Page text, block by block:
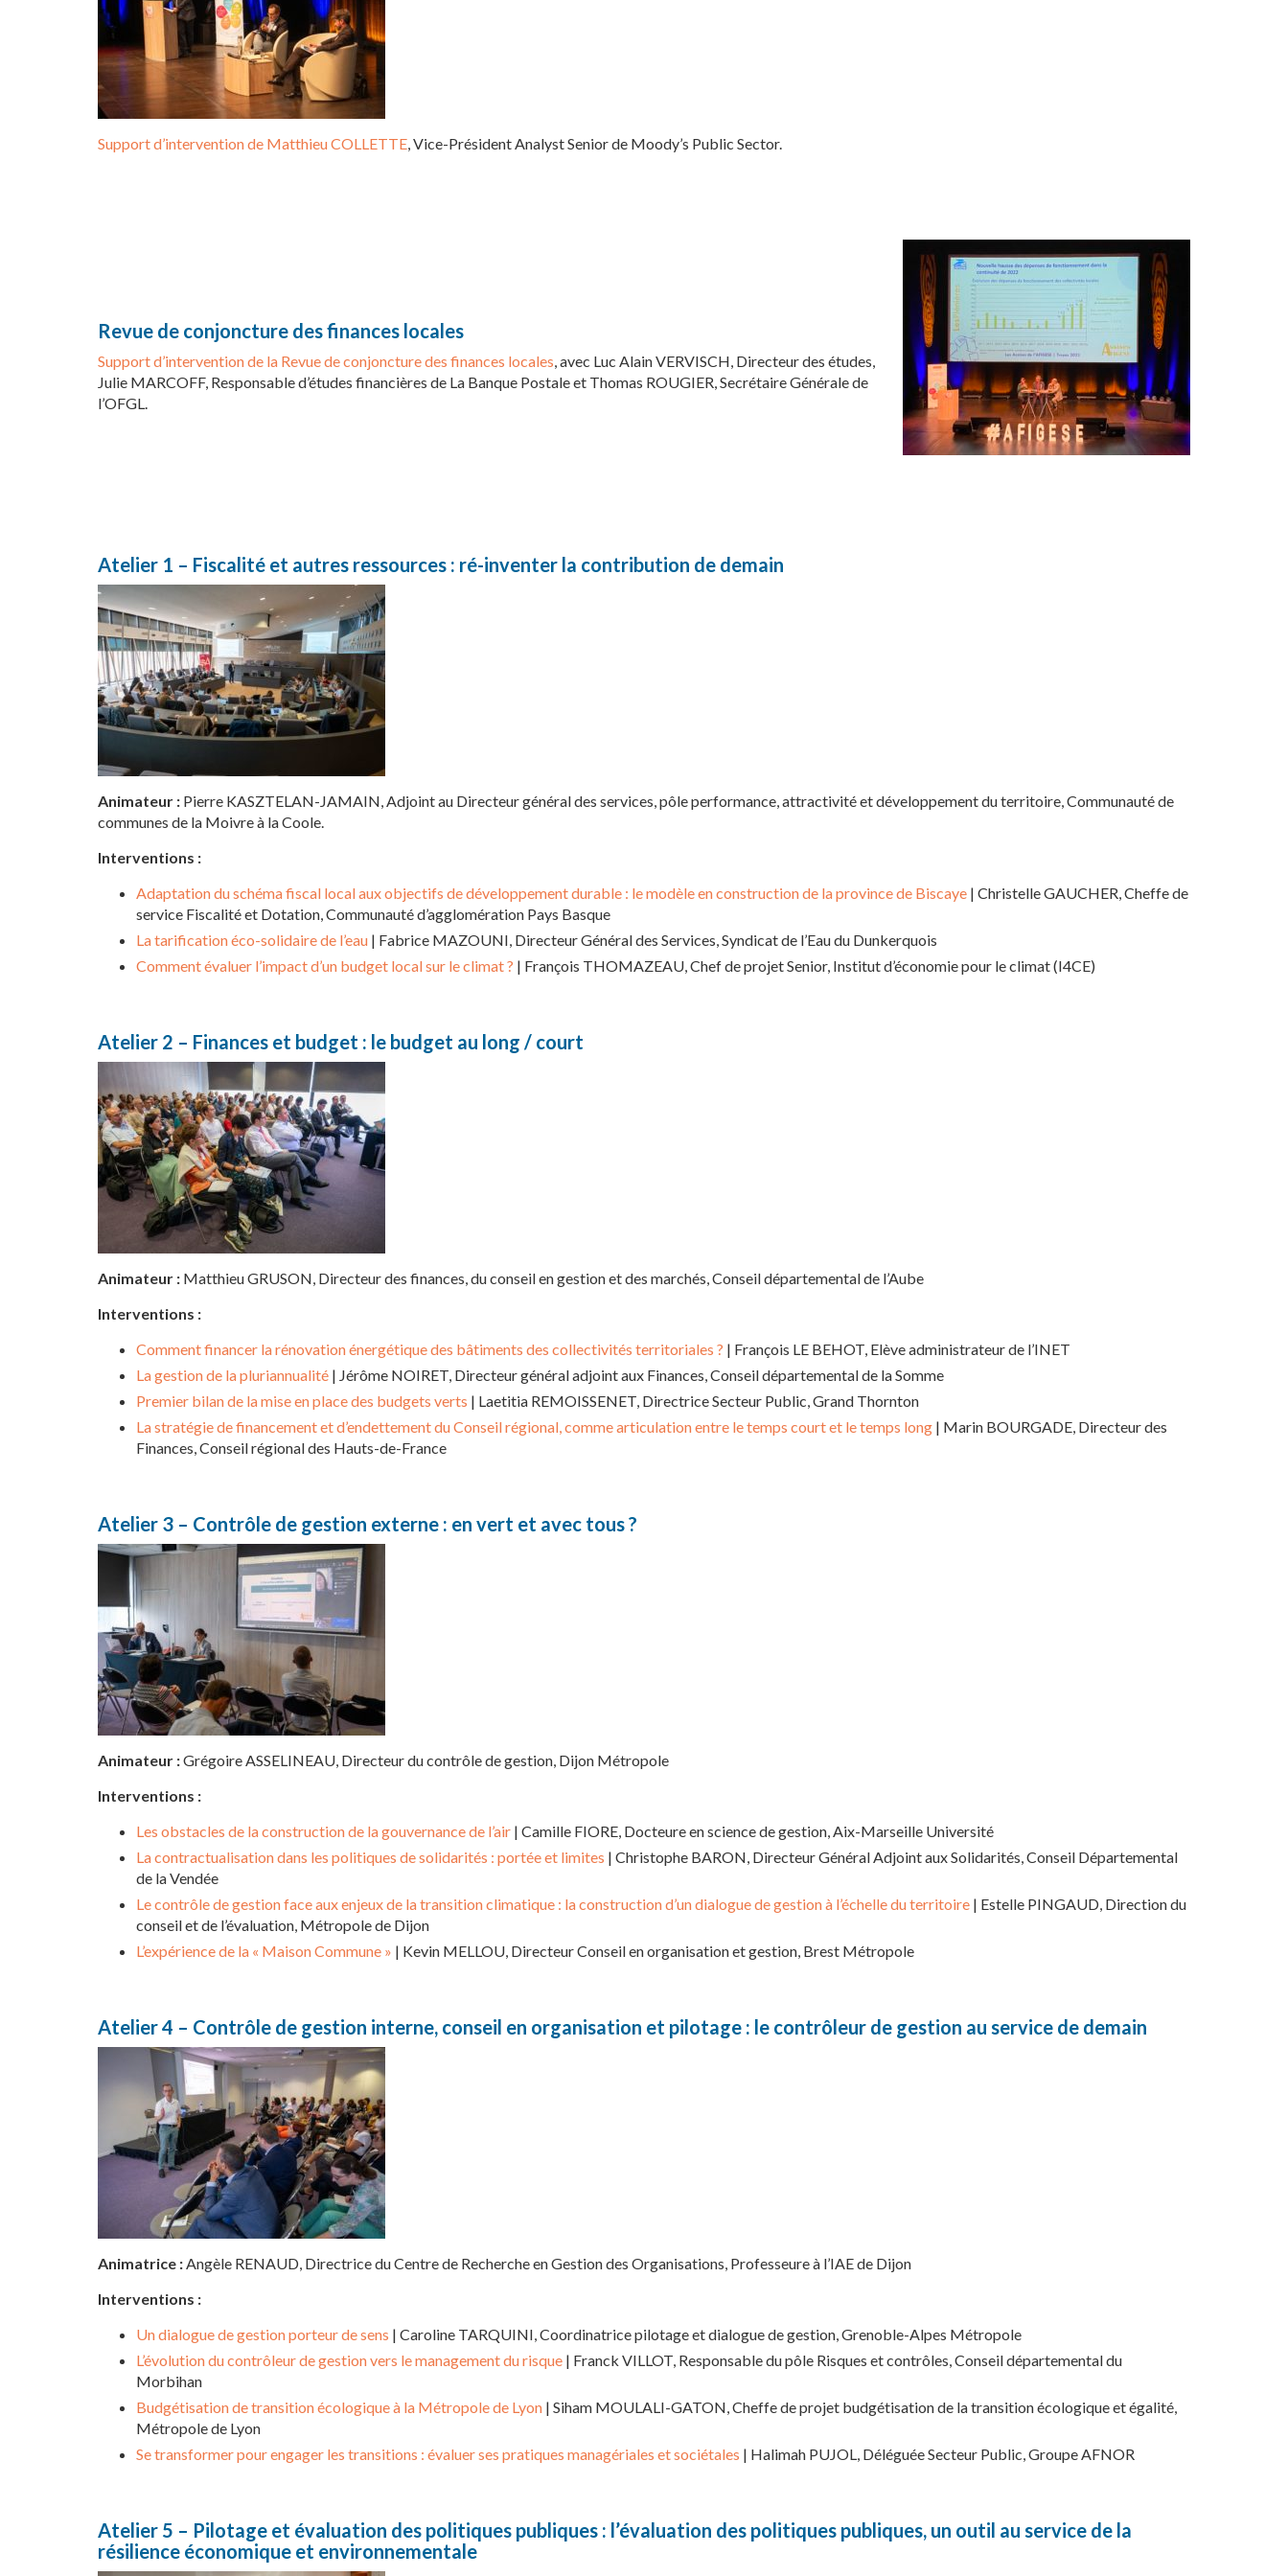
Support d’intervention de Matthieu COLLETTE, Vice-Président Analyst Senior de Moody’s Public Sector.
Revue de conjoncture des finances locales
Support d’intervention de la Revue de conjoncture des finances locales, avec Luc Alain VERVISCH, Directeur des études,
Julie MARCOFF, Responsable d’études financières de La Banque Postale et Thomas ROUGIER, Secrétaire Générale de
l’OFGL.
Atelier 1 – Fiscalité et autres ressources : ré-inventer la contribution de demain
Animateur : Pierre KASZTELAN-JAMAIN, Adjoint au Directeur général des services, pôle performance, attractivité et développement du territoire, Communauté de
communes de la Moivre à la Coole.
Interventions :
Adaptation du schéma fiscal local aux objectifs de développement durable : le modèle en construction de la province de Biscaye | Christelle GAUCHER, Cheffe de
service Fiscalité et Dotation, Communauté d’agglomération Pays Basque
La tarification éco-solidaire de l’eau | Fabrice MAZOUNI, Directeur Général des Services, Syndicat de l’Eau du Dunkerquois
Comment évaluer l’impact d’un budget local sur le climat ? | François THOMAZEAU, Chef de projet Senior, Institut d’économie pour le climat (I4CE)
Atelier 2 – Finances et budget : le budget au long / court
Animateur : Matthieu GRUSON, Directeur des finances, du conseil en gestion et des marchés, Conseil départemental de l’Aube
Interventions :
Comment financer la rénovation énergétique des bâtiments des collectivités territoriales ? | François LE BEHOT, Elève administrateur de l’INET
La gestion de la pluriannualité | Jérôme NOIRET, Directeur général adjoint aux Finances, Conseil départemental de la Somme
Premier bilan de la mise en place des budgets verts | Laetitia REMOISSENET, Directrice Secteur Public, Grand Thornton
La stratégie de financement et d’endettement du Conseil régional, comme articulation entre le temps court et le temps long | Marin BOURGADE, Directeur des
Finances, Conseil régional des Hauts-de-France
Atelier 3 – Contrôle de gestion externe : en vert et avec tous ?
Animateur :Grégoire ASSELINEAU, Directeur du contrôle de gestion, Dijon Métropole
Interventions :
Les obstacles de la construction de la gouvernance de l’air | Camille FIORE, Docteure en science de gestion, Aix-Marseille Université
La contractualisation dans les politiques de solidarités : portée et limites | Christophe BARON, Directeur Général Adjoint aux Solidarités, Conseil Départemental
de la Vendée
Le contrôle de gestion face aux enjeux de la transition climatique : la construction d’un dialogue de gestion à l’échelle du territoire | Estelle PINGAUD, Direction du
conseil et de l’évaluation, Métropole de Dijon
L’expérience de la « Maison Commune » | Kevin MELLOU, Directeur Conseil en organisation et gestion, Brest Métropole
Atelier 4 – Contrôle de gestion interne, conseil en organisation et pilotage : le contrôleur de gestion au service de demain
Animatrice :Angèle RENAUD, Directrice du Centre de Recherche en Gestion des Organisations, Professeure à l’IAE de Dijon
Interventions :
Un dialogue de gestion porteur de sens | Caroline TARQUINI, Coordinatrice pilotage et dialogue de gestion, Grenoble-Alpes Métropole
L’évolution du contrôleur de gestion vers le management du risque | Franck VILLOT, Responsable du pôle Risques et contrôles, Conseil départemental du
Morbihan
Budgétisation de transition écologique à la Métropole de Lyon | Siham MOULALI-GATON, Cheffe de projet budgétisation de la transition écologique et égalité,
Métropole de Lyon
Se transformer pour engager les transitions : évaluer ses pratiques managériales et sociétales | Halimah PUJOL, Déléguée Secteur Public, Groupe AFNOR
Atelier 5 – Pilotage et évaluation des politiques publiques : l’évaluation des politiques publiques, un outil au service de la
résilience économique et environnementale